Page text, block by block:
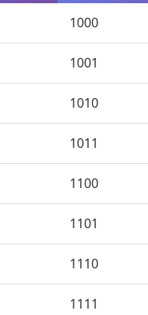
1000
1001
1010
1011
1100
1101
1110
1111